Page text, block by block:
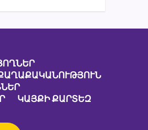
ԿԱՅՔԻ ՔԱՐՏԵԶ